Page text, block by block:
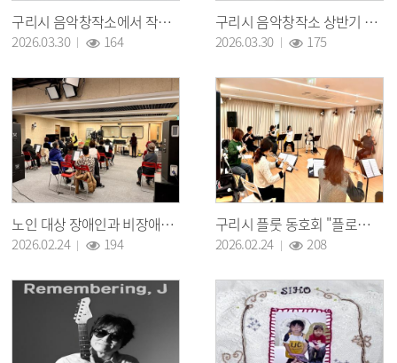
구리시 음악창작소에서 작업한 신태민 "수평선이 빛나는 아침에" 발매
2026.03.30 164
구리시 음악창작소 상반기 아카데미 "클래식이랑 놀자"수업
2026.03.30 175
노인 대상 장애인과 비장애인이 함께하는 하모니카 수업
2026.02.24 194
구리시 플룻 동호회 "플로리아" 연습
2026.02.24 208